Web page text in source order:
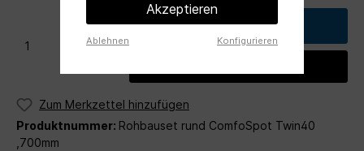
In den Warenkorb
Zum Merkzettel hinzufügen
Produktnummer: Rohbauset rund ComfoSpot Twin40
,700mm
Akzeptieren
Ablehnen Konfigurieren